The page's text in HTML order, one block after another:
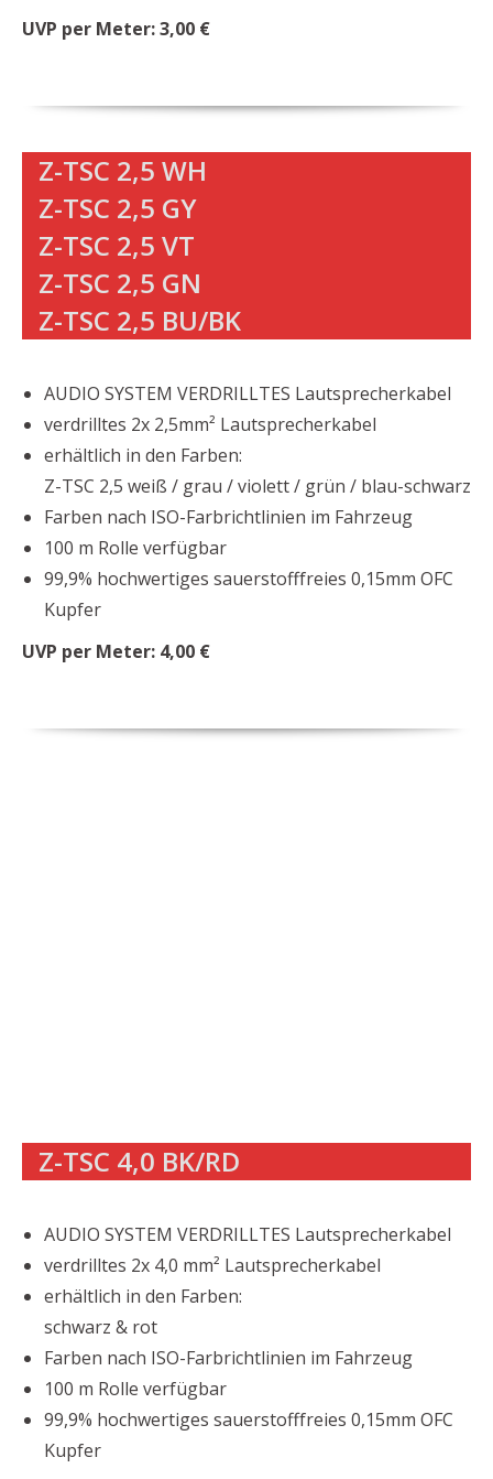
UVP per Meter: 3,00 €
Z-TSC 2,5 WH
Z-TSC 2,5 GY
Z-TSC 2,5 VT
Z-TSC 2,5 GN
Z-TSC 2,5 BU/BK
AUDIO SYSTEM VERDRILLTES Lautsprecherkabel
verdrilltes 2x 2,5mm² Lautsprecherkabel
erhältlich in den Farben:
Z-TSC 2,5 weiß / grau / violett / grün / blau-schwarz
Farben nach ISO-Farbrichtlinien im Fahrzeug
100 m Rolle verfügbar
99,9% hochwertiges sauerstofffreies 0,15mm OFC
Kupfer
UVP per Meter: 4,00 €
Z-TSC 4,0 BK/RD
AUDIO SYSTEM VERDRILLTES Lautsprecherkabel
verdrilltes 2x 4,0 mm² Lautsprecherkabel
erhältlich in den Farben:
schwarz & rot
Farben nach ISO-Farbrichtlinien im Fahrzeug
100 m Rolle verfügbar
99,9% hochwertiges sauerstofffreies 0,15mm OFC
Kupfer